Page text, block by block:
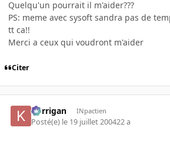
Quelqu'un pourrait il m'aider???
PS: meme avec sysoft sandra pas de
tt ca!!
Merci a ceux qui voudront m'aider
Citer
korrigan INpactien
Posté(e) le 19 juillet 200422 a